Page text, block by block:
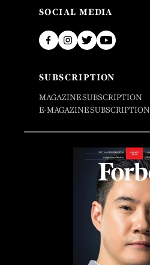
SOCIAL MEDIA
SUBSCRIPTION
MAGAZINE SUBSCRIPTION
E-MAGAZINE SUBSCRIPTION